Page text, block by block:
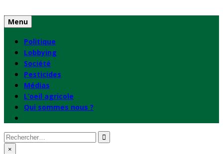
to
content
Menu
Politique
Lobbying
Société
Pesticides
Médias
L’oeil agricole
Qui sommes nous ?
Rechercher
: ×